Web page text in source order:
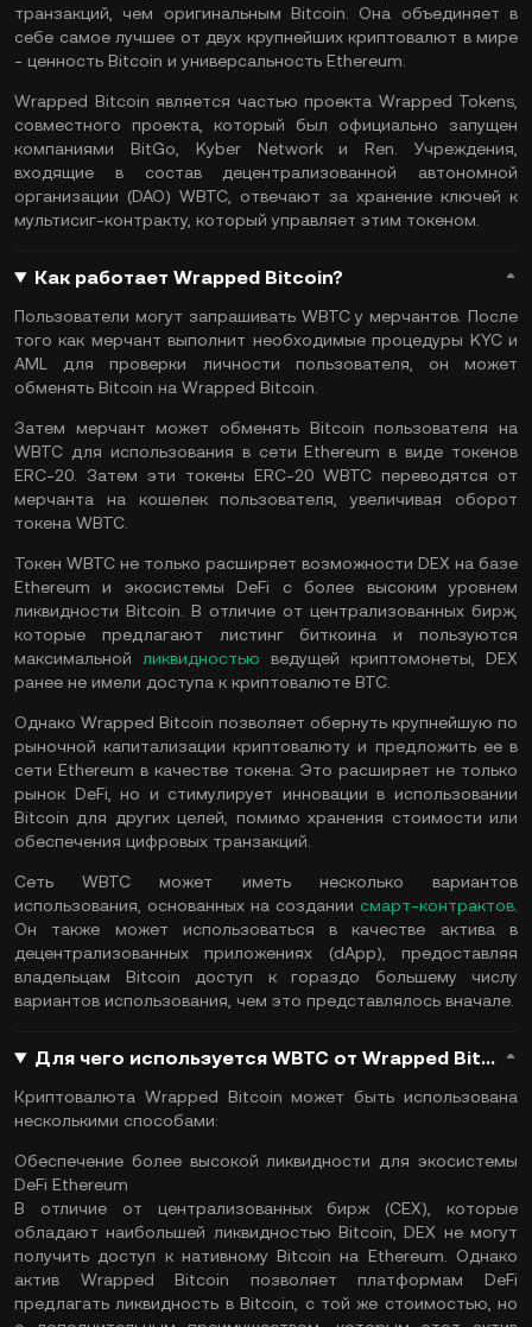
транзакций, чем оригинальным Bitcoin. Она объединяет в
себе самое лучшее от двух крупнейших криптовалют в мире
- ценность Bitcoin и универсальность Ethereum.
Wrapped Bitcoin является частью проекта Wrapped Tokens,
совместного проекта, который был официально запущен
компаниями BitGo, Kyber Network и Ren. Учреждения,
входящие в состав децентрализованной автономной
организации (DAO) WBTC, отвечают за хранение ключей к
мультисиг-контракту, который управляет этим токеном.
Как работает Wrapped Bitcoin?
Пользователи могут запрашивать WBTC у мерчантов. После
того как мерчант выполнит необходимые процедуры KYC и
AML для проверки личности пользователя, он может
обменять Bitcoin на Wrapped Bitcoin.
Затем мерчант может обменять Bitcoin пользователя на
WBTC для использования в сети Ethereum в виде токенов
ERC-20. Затем эти токены ERC-20 WBTC переводятся от
мерчанта на кошелек пользователя, увеличивая оборот
токена WBTC.
Токен WBTC не только расширяет возможности DEX на базе
Ethereum и экосистемы DeFi с более высоким уровнем
ликвидности Bitcoin. В отличие от централизованных бирж,
которые предлагают листинг биткоина и пользуются
максимальной
ликвидностью ведущей криптомонеты, DEX
ранее не имели доступа к криптовалюте BTC.
Однако Wrapped Bitcoin позволяет обернуть крупнейшую по
рыночной капитализации криптовалюту и предложить ее в
сети Ethereum в качестве токена. Это расширяет не только
рынок DeFi, но и стимулирует инновации в использовании
Bitcoin для других целей, помимо хранения стоимости или
обеспечения цифровых транзакций.
Сеть WBTC может иметь несколько вариантов
использования, основанных на создании смарт-контрактов
Он также может использоваться в качестве актива в
децентрализованных приложениях (dApp), предоставляя
владельцам Bitcoin доступ к гораздо большему числу
вариантов использования, чем это представлялось вначале.
Для чего используется WBTC от Wrapped Bitcoin?
Криптовалюта Wrapped Bitcoin может быть использована
несколькими способами:
Обеспечение более высокой ликвидности для экосистемы
DeFi Ethereum
В отличие от централизованных бирж (CEX), которые
обладают наибольшей ликвидностью Bitcoin, DEX не могут
получить доступ к нативному Bitcoin на Ethereum. Однако
актив Wrapped Bitcoin позволяет платформам DeFi
предлагать ликвидность в Bitcoin, с той же стоимостью, но